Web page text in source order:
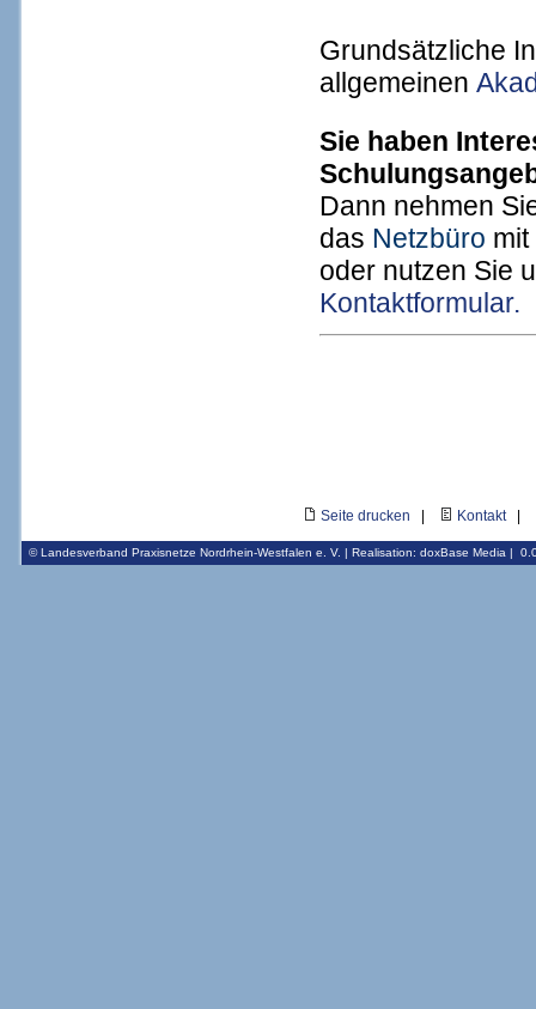
Grundsätzliche
allgemeinen
Sie haben
Dann nehmen
das Netzbüro mit
oder nutzen Sie
Kontaktformular.
Seite drucken Kontakt|
© Landesverband Praxisnetze Nordrhein-Westfalen e. V. | Realisation: doxBase Media |